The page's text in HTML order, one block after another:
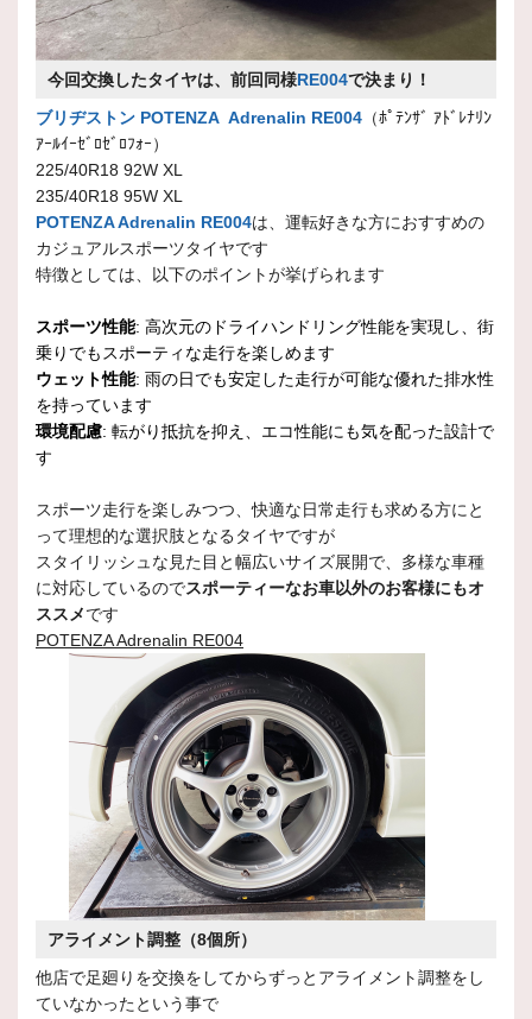
今回交換したタイヤは、前回同様RE004で決まり！
ブリヂストン POTENZA Adrenalin RE004 （ﾎﾟﾃﾝｻﾞ ｱﾄﾞﾚﾅﾘﾝ
ｱｰﾙｲｰｾﾞﾛｾﾞﾛﾌｫｰ）
225/40R18 92W XL
235/40R18 95W XL
POTENZA Adrenalin RE004は、運転好きな方におすすめの
カジュアルスポーツタイヤです
特徴としては、以下のポイントが挙げられます
スポーツ性能: 高次元のドライハンドリング性能を実現し、街
乗りでもスポーティな走行を楽しめます
ウェット性能: 雨の日でも安定した走行が可能な優れた排水性
を持っています
環境配慮: 転がり抵抗を抑え、エコ性能にも気を配った設計で
す
スポーツ走行を楽しみつつ、快適な日常走行も求める方にと
って理想的な選択肢となるタイヤですが
スタイリッシュな見た目と幅広いサイズ展開で、多様な車種
に対応しているのでスポーティーなお車以外のお客様にもオ
ススメです
POTENZA Adrenalin RE004
アライメント調整（8個所）
他店で足廻りを交換をしてからずっとアライメント調整をし
ていなかったという事で